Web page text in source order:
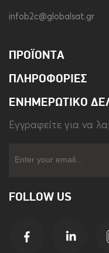
infob2c@globalsat.gr
ΠΡΟΪΌΝΤΑ
ΠΛΗΡΟΦΟΡΊΕΣ
ΕΝΗΜΕΡΩΤΙΚΌ
Eγγραφείτε για να
FOLLOW US